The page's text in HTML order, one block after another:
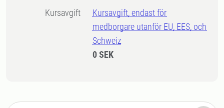
Kursavgift
Kursavgift, endast för
medborgare utanför EU, EES, och
Schweiz
0 SEK